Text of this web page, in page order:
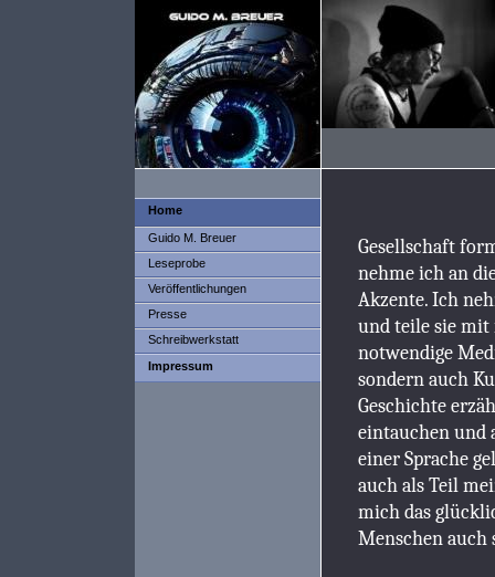
Home
Guido M. Breuer
Leseprobe
Veröffentlichungen
Presse
Schreibwerkstatt
Impressum
Gesellschaft
nehme ich an
Akzente. Ich
und teile sie mit
notwendige
sondern auch
Geschichte
eintauchen und
einer Sprache
auch als Teil
mich das
Menschen auch